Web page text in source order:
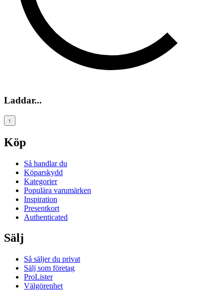
Laddar...
↑
Köp
Så handlar du
Köparskydd
Kategorier
Populära varumärken
Inspiration
Presentkort
Authenticated
Sälj
Så säljer du privat
Sälj som företag
ProLister
Välgörenhet